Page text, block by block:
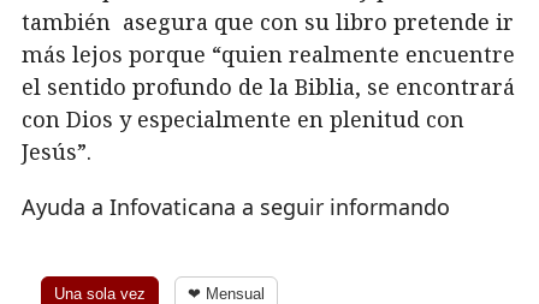
también asegura que con su libro pretende ir
más lejos porque “quien realmente encuentre
el sentido profundo de la Biblia, se encontrará
con Dios y especialmente en plenitud con
Jesús”.
Ayuda a Infovaticana a seguir informando
Una sola vez ❤ Mensual